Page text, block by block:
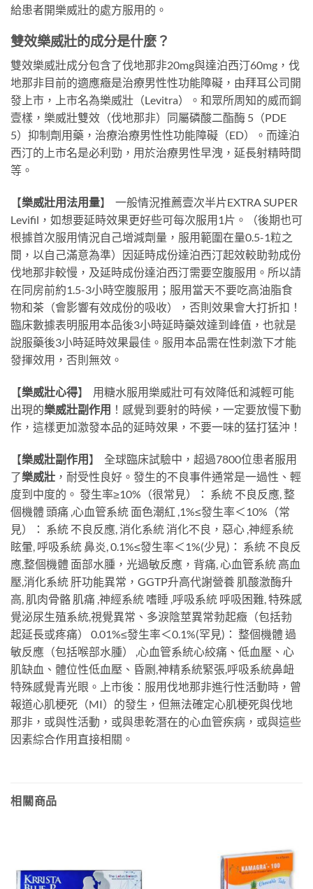
給患者開樂威壯的處方服用的。
雙效樂威壯的成分是什麼？
雙效樂威壯成分包含了伐地那非20mg與達泊西汀60mg，伐
地那非目前的適應癥是治療男性性功能障礙，由拜耳公司開
發上市，上市名為樂威壯（Levitra）。和眾所周知的威而鋼
壹樣，樂威壯雙效（伐地那非）同屬磷酸二酯酶 5（PDE
5）抑制劑用藥，治療治療男性性功能障礙（ED）。而達泊
西汀的上市名是必利勁，用於治療男性早洩，延長射精時間
等。
【樂威壯用法用量】 一般情況推薦壹次半片EXTRA SUPER
Levifil，如想要延時效果更好些可每次服用1片。（後期也可
根據首次服用情況自己增減劑量，服用範圍在量0.5-1粒之
間，以自己滿意為準）因延時成份達泊西汀起效較助勃成份
伐地那非較慢，及延時成份達泊西汀需要空腹服用。所以請
在同房前約1.5-3小時空腹服用；服用當天不要吃高油脂食
物和茶（會影響有效成份的吸收），否則效果會大打折扣！
臨床數據表明服用本品後3小時延時藥效達到峰值，也就是
說服藥後3小時延時效果最佳。服用本品需在性刺激下才能
發揮效用，否則無效。
【樂威壯心得】 用糖水服用樂威壯可有效降低和減輕可能
出現的樂威壯副作用 ！感覺到要射的時候，一定要放慢下動
作，這樣更加激發本品的延時效果，不要一味的猛打猛沖！
【樂威壯副作用】 全球臨床試驗中，超過7800位患者服用
了樂威壯 ，耐受性良好。發生的不良事件通常是一過性、輕
度到中度的。 發生率≥10%（很常見）： 系統 不良反應, 整
個機體 頭痛 ,心血管系統 面色潮紅 ,1%≤發生率＜10%（常
見）： 系統 不良反應, 消化系統 消化不良，惡心 ,神經系統
眩暈, 呼吸系統 鼻炎, 0.1%≤發生率＜1%(少見)： 系統 不良反
應,整個機體 面部水腫，光過敏反應，背痛, 心血管系統 高血
壓,消化系統 肝功能異常，GGTP升高代謝營養 肌酸激酶升
高, 肌肉骨骼 肌痛 ,神經系統 嗜睡 ,呼吸系統 呼吸困難, 特殊感
覺泌尿生殖系統,視覺異常、多淚陰莖異常勃起癥（包括勃
起延長或疼痛） 0.01%≤發生率＜0.1%(罕見)： 整個機體 過
敏反應（包括喉部水腫） ,心血管系統心絞痛、低血壓、心
肌缺血、體位性低血壓、昏劂,神精系統緊張,呼吸系統鼻衄
特殊感覺青光眼。上市後：服用伐地那非進行性活動時，曾
報道心肌梗死（MI）的發生，但無法確定心肌梗死與伐地
那非，或與性活動，或與患乾潛在的心血管疾病，或與這些
因素綜合作用直接相關。
相關商品